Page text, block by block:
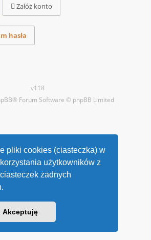
pliki cookies (ciasteczka) w
użytkowników z
żadnych
Akceptuję
Załóż konto
hasła
v118
® Forum Software © phpBB Limited